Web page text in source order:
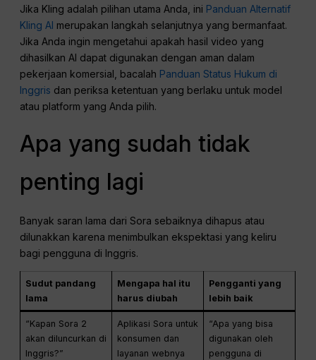
Jika Kling adalah pilihan utama Anda, ini Panduan Alternatif
Kling AI merupakan langkah selanjutnya yang bermanfaat.
Jika Anda ingin mengetahui apakah hasil video yang
dihasilkan AI dapat digunakan dengan aman dalam
pekerjaan komersial, bacalah Panduan Status Hukum di
Inggris dan periksa ketentuan yang berlaku untuk model
atau platform yang Anda pilih.
Apa yang sudah tidak
penting lagi
Banyak saran lama dari Sora sebaiknya dihapus atau
dilunakkan karena menimbulkan ekspektasi yang keliru
bagi pengguna di Inggris.
Sudut pandang
lama
Mengapa hal itu
harus diubah
Pengganti yang
lebih baik
“Kapan Sora 2
akan diluncurkan di
Inggris?”
Aplikasi Sora untuk
konsumen dan
layanan webnya
“Apa yang bisa
digunakan oleh
pengguna di